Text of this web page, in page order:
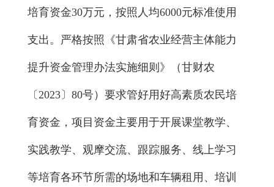
培育资金30万元，按照人均6000元标准使用
支出。 严格按照《甘肃省农业经营主体能力
提升资金管理办法实施细则》（甘财农
〔 2023 〕 80号）要求管好用好高素质农民培
育资金，项目资金主要用于开展课堂教学、
实践教学、 观摩交流、跟踪服务、线上学习
等培育各环节所需的场地和车辆租用、培训